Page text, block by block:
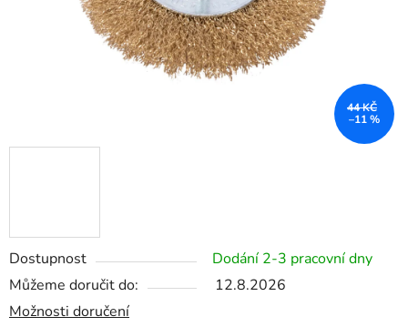
Dostupnost
Dodání 2-3 pracovní dny
Můžeme doručit do:
12.8.2026
Možnosti doručení
44 KČ
–11 %